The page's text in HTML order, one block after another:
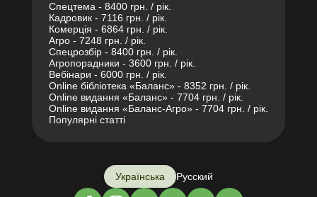
Спецтема - 8400 грн. / рік.
Кадровик - 7116 грн. / рік.
Комерція - 6864 грн. / рік.
Агро - 7248 грн. / рік.
Спецрозбір - 8400 грн. / рік.
Агропорадники - 3600 грн. / рік.
Вебінари - 6000 грн. / рік.
Online бібліотека «Баланс» - 8352 грн. / рік.
Online видання «Баланс» - 7704 грн. / рік.
Online видання «Баланс-Агро» - 7704 грн. / рік.
Популярні статті
Українська Русский